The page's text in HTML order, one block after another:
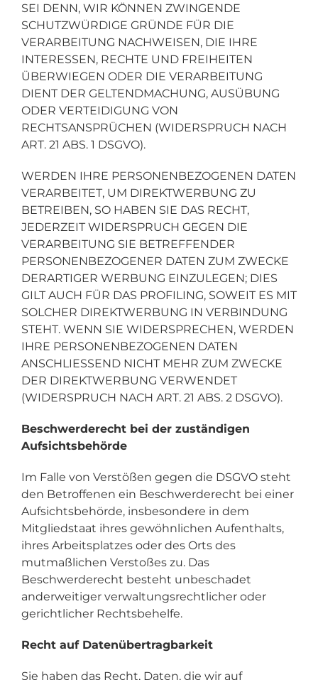
SEI DENN, WIR KÖNNEN ZWINGENDE
SCHUTZWÜRDIGE GRÜNDE FÜR DIE
VERARBEITUNG NACHWEISEN, DIE IHRE
INTERESSEN, RECHTE UND FREIHEITEN
ÜBERWIEGEN ODER DIE VERARBEITUNG
DIENT DER GELTENDMACHUNG, AUSÜBUNG
ODER VERTEIDIGUNG VON
RECHTSANSPRÜCHEN (WIDERSPRUCH NACH
ART. 21 ABS. 1 DSGVO).
WERDEN IHRE PERSONENBEZOGENEN DATEN
VERARBEITET, UM DIREKTWERBUNG ZU
BETREIBEN, SO HABEN SIE DAS RECHT,
JEDERZEIT WIDERSPRUCH GEGEN DIE
VERARBEITUNG SIE BETREFFENDER
PERSONENBEZOGENER DATEN ZUM ZWECKE
DERARTIGER WERBUNG EINZULEGEN; DIES
GILT AUCH FÜR DAS PROFILING, SOWEIT ES MIT
SOLCHER DIREKTWERBUNG IN VERBINDUNG
STEHT. WENN SIE WIDERSPRECHEN, WERDEN
IHRE PERSONENBEZOGENEN DATEN
ANSCHLIESSEND NICHT MEHR ZUM ZWECKE
DER DIREKTWERBUNG VERWENDET
(WIDERSPRUCH NACH ART. 21 ABS. 2 DSGVO).
Beschwerderecht bei der zuständigen
Aufsichtsbehörde
Im Falle von Verstößen gegen die DSGVO steht
den Betroffenen ein Beschwerderecht bei einer
Aufsichtsbehörde, insbesondere in dem
Mitgliedstaat ihres gewöhnlichen Aufenthalts,
ihres Arbeitsplatzes oder des Orts des
mutmaßlichen Verstoßes zu. Das
Beschwerderecht besteht unbeschadet
anderweitiger verwaltungsrechtlicher oder
gerichtlicher Rechtsbehelfe.
Recht auf Datenübertragbarkeit
Sie haben das Recht, Daten, die wir auf